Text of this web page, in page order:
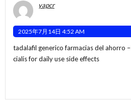
yapcr
2025年7月14日 4:52 AM
tadalafil generico farmacias del ahorro –
cialis for daily use side effects